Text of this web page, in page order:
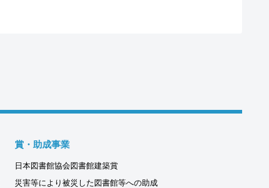
賞・助成事業
日本図書館協会図書館建築賞
災害等により被災した図書館等への助成